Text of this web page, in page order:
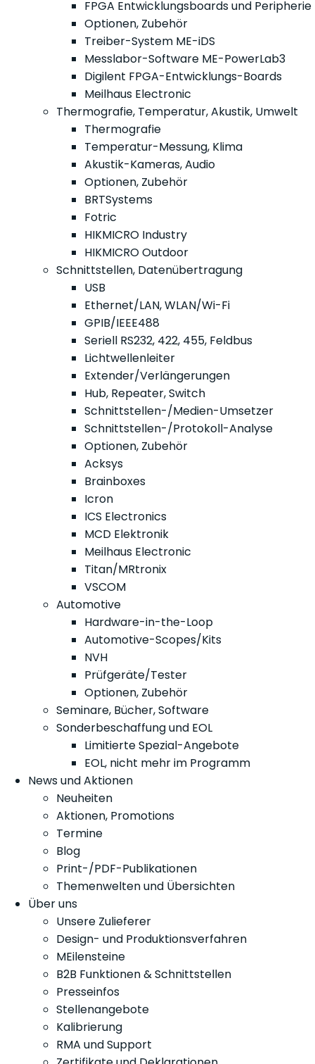
FPGA Entwicklungsboards und Peripherie
Optionen, Zubehör
Treiber-System ME-iDS
Messlabor-Software ME-PowerLab3
Digilent FPGA-Entwicklungs-Boards
Meilhaus Electronic
Thermografie, Temperatur, Akustik, Umwelt
Thermografie
Temperatur-Messung, Klima
Akustik-Kameras, Audio
Optionen, Zubehör
BRTSystems
Fotric
HIKMICRO Industry
HIKMICRO Outdoor
Schnittstellen, Datenübertragung
USB
Ethernet/LAN, WLAN/Wi-Fi
GPIB/IEEE488
Seriell RS232, 422, 455, Feldbus
Lichtwellenleiter
Extender/Verlängerungen
Hub, Repeater, Switch
Schnittstellen-/Medien-Umsetzer
Schnittstellen-/Protokoll-Analyse
Optionen, Zubehör
Acksys
Brainboxes
Icron
ICS Electronics
MCD Elektronik
Meilhaus Electronic
Titan/MRtronix
VSCOM
Automotive
Hardware-in-the-Loop
Automotive-Scopes/Kits
NVH
Prüfgeräte/Tester
Optionen, Zubehör
Seminare, Bücher, Software
Sonderbeschaffung und EOL
Limitierte Spezial-Angebote
EOL, nicht mehr im Programm
News und Aktionen
Neuheiten
Aktionen, Promotions
Termine
Blog
Print-/PDF-Publikationen
Themenwelten und Übersichten
Über uns
Unsere Zulieferer
Design- und Produktionsverfahren
MEilensteine
B2B Funktionen & Schnittstellen
Presseinfos
Stellenangebote
Kalibrierung
RMA und Support